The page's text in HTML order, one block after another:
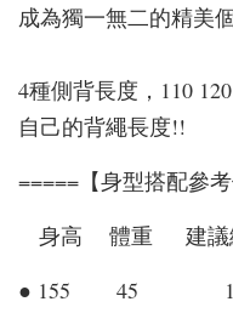
成為獨一無二的精美
4種側背長度，110
自己的背繩長度!!
=====【身型搭配參
身高 體重 建議
● 155 45